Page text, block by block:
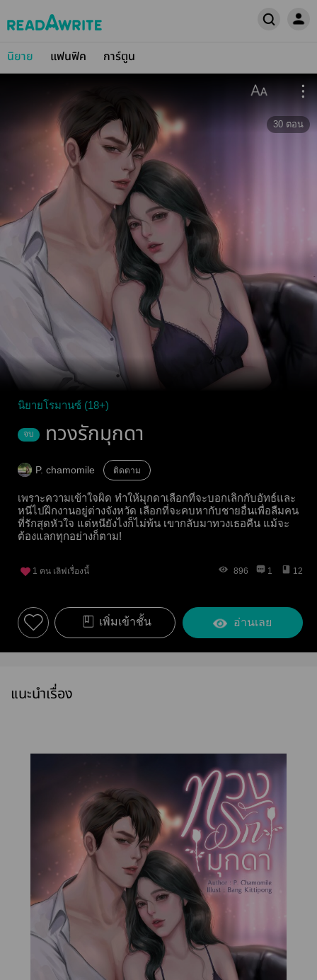
นิยาย แฟนฟิค การ์ตูน
30 ตอน
นิยายโรมานซ์ (18+)
จบ ทวงรักมุกดา
P. chamomile ติดตาม
เพราะความเข้าใจผิด ทำให้มุกดาเลือกที่จะบอกเลิกกับอัทธ์และ
หนีไปฝึกงานอยู่ต่างจังหวัด เลือกที่จะคบหากับชายอื่นเพื่อลืมคน
ที่รักสุดหัวใจ แต่หนียังไงก็ไม่พ้น เขากลับมาทวงเธอคืน แม้จะ
ต้องแลกทุกอย่างก็ตาม!
1 คน เลิฟเรื่องนี้ 896 1 12
เพิ่มเข้าชั้น อ่านเลย
แนะนำเรื่อง